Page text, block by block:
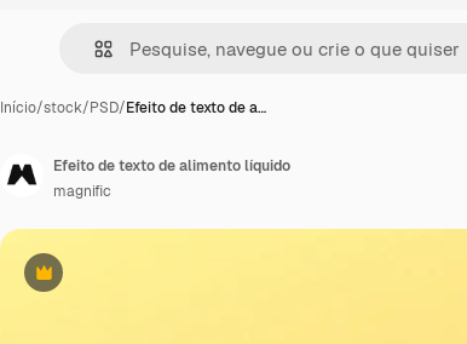
Início/stock/PSD/Efeito de texto de a…
Premium
Efeito de texto de alimento líquido
magnific